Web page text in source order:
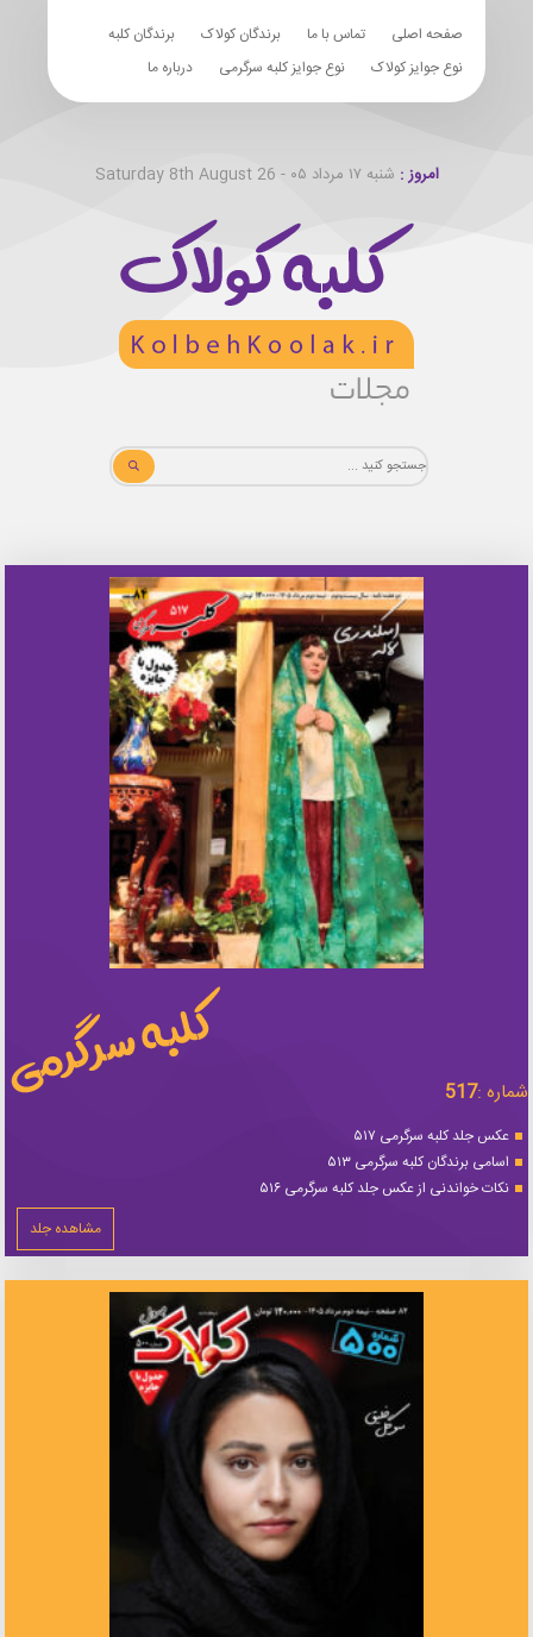
صفحه اصلی تماس با ما برندگان کولاک
برندگان کلبه
نوع جوایز کولاک
نوع جوایز کلبه سرگرمی درباره ما
امروز : شنبه ۱۷ مرداد ۰۵ - Saturday 8th August 26
شماره :517
عکس جلد کلبه سرگرمی ۵۱۷
اسامی برندگان کلبه سرگرمی ۵۱۳
نکات خواندنی از عکس جلد کلبه سرگرمی ۵۱۶
مشاهده جلد